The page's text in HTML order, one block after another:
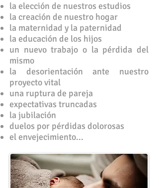
la elección de nuestros estudios
la creación de nuestro hogar
la maternidad y la paternidad
la educación de los hijos
un nuevo trabajo o la pérdida del
mismo
la desorientación ante nuestro
proyecto vital
una ruptura de pareja
expectativas truncadas
la jubilación
duelos por pérdidas dolorosas
el envejecimiento...